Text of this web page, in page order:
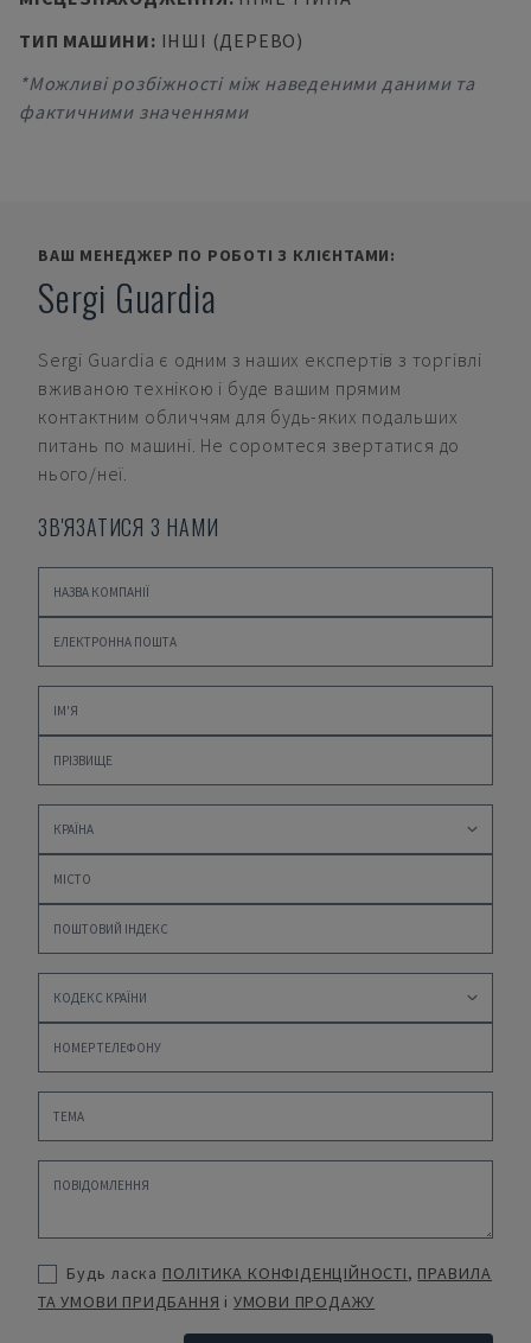
ТИП МАШИНИ: ІНШІ (ДЕРЕВО)
*Можливі розбіжності між наведеними даними та
фактичними значеннями
ВАШ МЕНЕДЖЕР ПО РОБОТІ З КЛІЄНТАМИ:
Sergi Guardia
Sergi Guardia є одним з наших експертів з торгівлі
вживаною технікою і буде вашим прямим
контактним обличчям для будь-яких подальших
питань по машині. Не соромтеся звертатися до
нього/неї.
ЗВ'ЯЗАТИСЯ З НАМИ
Будь ласка ПОЛІТИКА КОНФІДЕНЦІЙНОСТІ, ПРАВИЛА
ТА УМОВИ ПРИДБАННЯ і УМОВИ ПРОДАЖУ